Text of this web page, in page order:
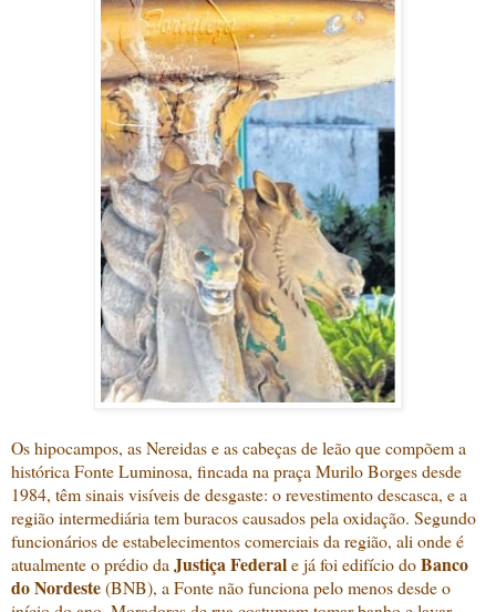
Os hipocampos, as Nereidas e as cabeças de leão que compõem a
histórica Fonte Luminosa, fincada na praça Murilo Borges desde
1984, têm sinais visíveis de desgaste: o revestimento descasca, e a
região intermediária tem buracos causados pela oxidação. Segundo
funcionários de estabelecimentos comerciais da região, ali onde é
atualmente o prédio da Justiça Federale já foi edifício doBanco
do Nordeste(BNB), a Fonte não funciona pelo menos desde o